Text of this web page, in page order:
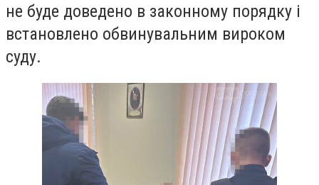
не буде доведено в законному порядку і
встановлено обвинувальним вироком
суду.